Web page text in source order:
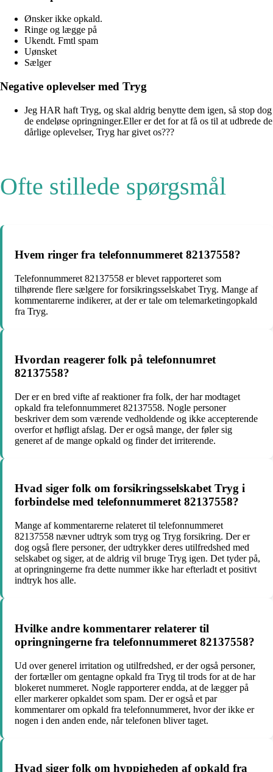
Ønsker ikke opkald.
Ringe og lægge på
Ukendt. Fmtl spam
Uønsket
Sælger
Negative oplevelser med Tryg
Jeg HAR haft Tryg, og skal aldrig benytte dem igen, så stop dog
de endeløse opringninger.Eller er det for at få os til at udbrede de
dårlige oplevelser, Tryg har givet os???
Ofte stillede spørgsmål
Hvem ringer fra telefonnummeret 82137558?
Telefonnummeret 82137558 er blevet rapporteret som
tilhørende flere sælgere for forsikringsselskabet Tryg. Mange af
kommentarerne indikerer, at der er tale om telemarketingopkald
fra Tryg.
Hvordan reagerer folk på telefonnumret
82137558?
Der er en bred vifte af reaktioner fra folk, der har modtaget
opkald fra telefonnummeret 82137558. Nogle personer
beskriver dem som værende vedholdende og ikke accepterende
overfor et høfligt afslag. Der er også mange, der føler sig
generet af de mange opkald og finder det irriterende.
Hvad siger folk om forsikringsselskabet Tryg i
forbindelse med telefonnummeret 82137558?
Mange af kommentarerne relateret til telefonnummeret
82137558 nævner udtryk som tryg og Tryg forsikring. Der er
dog også flere personer, der udtrykker deres utilfredshed med
selskabet og siger, at de aldrig vil bruge Tryg igen. Det tyder på,
at opringningerne fra dette nummer ikke har efterladt et positivt
indtryk hos alle.
Hvilke andre kommentarer relaterer til
opringningerne fra telefonnummeret 82137558?
Ud over generel irritation og utilfredshed, er der også personer,
der fortæller om gentagne opkald fra Tryg til trods for at de har
blokeret nummeret. Nogle rapporterer endda, at de lægger på
eller markerer opkaldet som spam. Der er også et par
kommentarer om opkald fra telefonnummeret, hvor der ikke er
nogen i den anden ende, når telefonen bliver taget.
Hvad siger folk om hyppigheden af opkald fra